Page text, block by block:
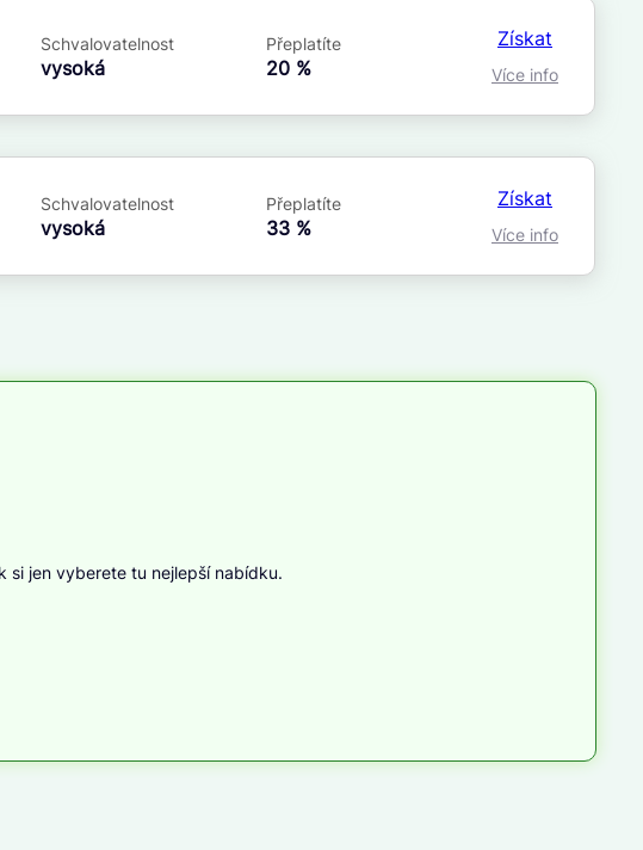
Schvalovatelnost
vysoká
Přeplatíte
20 %
Získat
Více info
Schvalovatelnost
vysoká
Přeplatíte
33 %
Získat
Více info
si jen vyberete tu nejlepší nabídku.